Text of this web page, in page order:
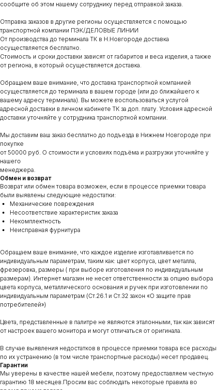
сообщите об этом нашему сотруднику перед отправкой заказа.
Отправка заказов в другие регионы осуществляется с помощью
транспортной компании ПЭК/ДЕЛОВЫЕ ЛИНИИ
От производства до терминала ТК в Н.Новгороде доставка
осуществляется бесплатно.
Стоимость и сроки доставки зависят от габаритов и веса изделия, а также
от региона, в который осуществляется доставка.
Обращаем ваше внимание, что доставка транспортной компанией
осуществляется до терминала в вашем городе (или до ближайшего к
вашему адресу терминала). Вы можете воспользоваться услугой
адресной доставки в личном кабинете ТК за доп. плату. Условия адресной
доставки уточняйте у сотрудника транспортной компании.
Мы доставим ваш заказ бесплатно до подъезда в Нижнем Новгороде при
покупке
от 50000 руб. О стоимости и условиях подъёма и разгрузки уточняйте у
нашего
менеджера.
Обмен и возврат
Возврат или обмен товара возможен, если в процессе приемки товара
были выявлены следующие недостатки:
Механические повреждения
Несоответствие характеристик заказа
Некомплектность
Неисправная фурнитура
Обращаем ваше внимание, что каждое изделие изготавливается по
индивидуальным параметрам, таким как: цвет корпуса, цвет металла,
фрезеровка, размеры ( при выборе изготовления по индивидуальным
размерам). Интернет магазин не несет ответственности за опцию выбора
цвета корпуса, металлического основания и ручек при изготовлении по
индивидуальным параметрам (Ст.26.1 и Ст.32 закон «О защите прав
потребителей»)
Цвета, представленные в палитре не являются эталонными, так как зависят
от настроек вашего монитора и могут отличаться от оригинала.
В случае выявления недостатков в процессе приемки товара все расходы
по их устранению (в том числе транспортные расходы) несет продавец.
Гарантии
Мы уверены в качестве нашей мебели, поэтому предоставляем честную
гарантию 18 месяцев.Просим вас соблюдать некоторые правила во